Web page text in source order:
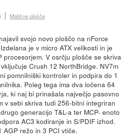
Matične plošče
svojo novo ploščo na nForce
je v micro ATX velikosti in je
procesorjem. V osrčju plošče se skriva
Crush 12 NorthBridge. NV7m
pomnilniški kontroler in podpira do 1
Poleg tega ima dva ločena 64
ki naj bi prinašala največjo pasovno
v sebi skriva tudi 256-bitni integriran
generacijo T&L-a ter MCP- enoto
AC3 kodiranje in S/PDIF izhod.
AGP režo in 3 PCI vtiče.